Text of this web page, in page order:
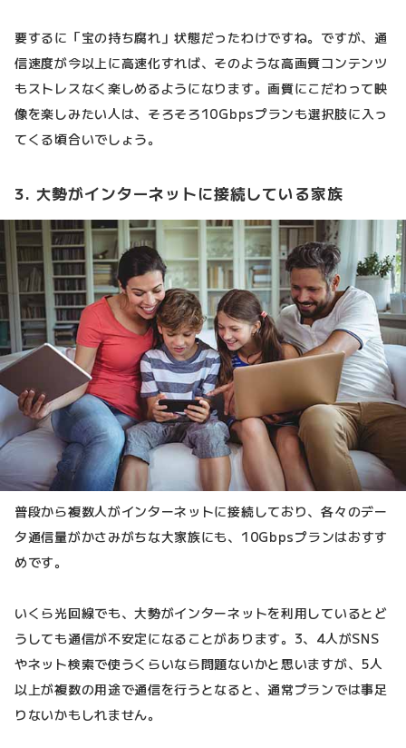
要するに「宝の持ち腐れ」状態だったわけですね。ですが、通
信速度が今以上に高速化すれば、そのような高画質コンテンツ
もストレスなく楽しめるようになります。画質にこだわって映
像を楽しみたい人は、そろそろ10Gbpsプランも選択肢に入っ
てくる頃合いでしょう。
3. 大勢がインターネットに接続している家族
普段から複数人がインターネットに接続しており、各々のデー
タ通信量がかさみがちな大家族にも、10Gbpsプランはおすす
めです。
いくら光回線でも、大勢がインターネットを利用しているとど
うしても通信が不安定になることがあります。3、4人がSNS
やネット検索で使うくらいなら問題ないかと思いますが、5人
以上が複数の用途で通信を行うとなると、通常プランでは事足
りないかもしれません。